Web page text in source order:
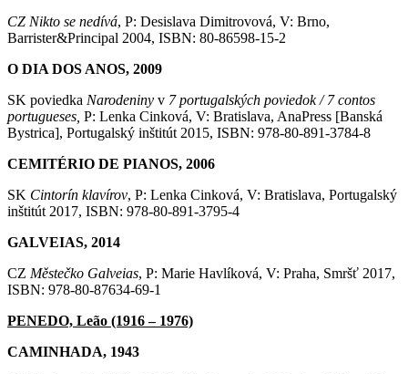
CZ Nikto se nedívá, P: Desislava Dimitrovová, V: Brno,
Barrister&Principal 2004, ISBN: 80-86598-15-2
O DIA DOS ANOS, 2009
SK poviedka Narodeniny v 7 portugalských poviedok / 7 contos
portugueses, P: Lenka Cinková, V: Bratislava, AnaPress [Banská
Bystrica], Portugalský inštitút 2015, ISBN: 978-80-891-3784-8
CEMITÉRIO DE PIANOS, 2006
SK Cintorín klavírov, P: Lenka Cinková, V: Bratislava, Portugalský
inštitút 2017, ISBN: 978-80-891-3795-4
GALVEIAS, 2014
CZ Městečko Galveias, P: Marie Havlíková, V: Praha, Smršť 2017,
ISBN: 978-80-87634-69-1
PENEDO, Leão (1916 – 1976)
CAMINHADA, 1943